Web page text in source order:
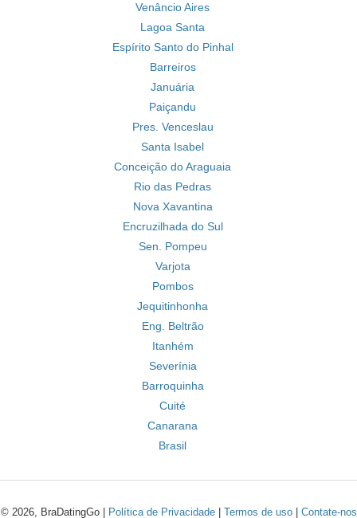
Venâncio Aires
Lagoa Santa
Espírito Santo do Pinhal
Barreiros
Januária
Paiçandu
Pres. Venceslau
Santa Isabel
Conceição do Araguaia
Rio das Pedras
Nova Xavantina
Encruzilhada do Sul
Sen. Pompeu
Varjota
Pombos
Jequitinhonha
Eng. Beltrão
Itanhém
Severínia
Barroquinha
Cuité
Canarana
Brasil
© 2026, BraDatingGo | Política de Privacidade| Termos de uso| Contate-nos